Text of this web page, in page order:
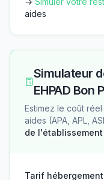
aides
Simulateur
EHPAD Bon
Estimez le coût
aides (APA, APL,
de l'établissement
Tarif